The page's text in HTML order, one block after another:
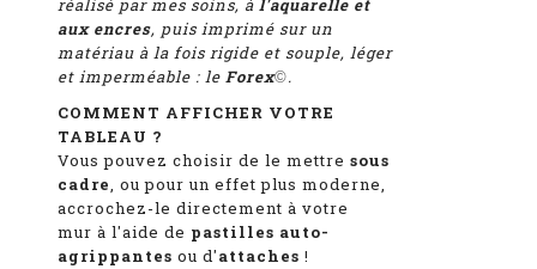
réalisé par mes soins, à l'aquarelle et
aux encres, puis imprimé sur un
matériau à la fois rigide et souple, léger
et imperméable : le Forex©.
COMMENT AFFICHER VOTRE
TABLEAU ?
Vous pouvez choisir de le mettre sous
cadre, ou pour un effet plus moderne,
accrochez-le directement à votre
mur à l'aide de pastilles auto-
agrippantes ou d'attaches !